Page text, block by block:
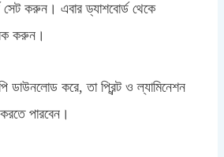
সেট করুন। এবার ড্যাশবোর্ড থেকে
করুন।
ডাউনলোড করে, তা প্রিন্ট ও ল্যামিনেশন
পারবেন।